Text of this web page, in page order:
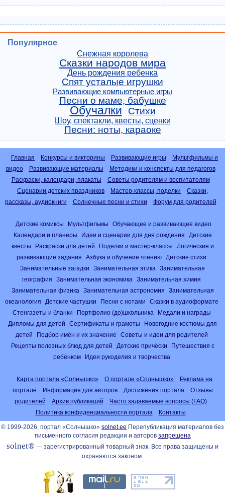
Популярное
Снежная королева
Сказки народов мира
День рождения ребенка
Спят усталые игрушки
Развивающие компьютерные игры
Песни о маме, бабушке
Обучалки Стихи
Шоу, спектакли, квесты, сценки
Песни: ноты, караоке
Главная Конкурсы и викторины Развивающие игры
Мультфильмы и
видео
Развивающие материалы
Методики и конспекты для педагогов
Раскраски, календари, плакаты
Советы родителям и воспитателям
Сценарии детских праздников
Мастер-классы, поделки
Сказки,
рассказы, аудиокниги
Солнечные песни и стихи Форум для родителей
Детские комиксы Мультфильмы
Обучающее и развивающее видео
Календари и планеры
Идеи и сценарии для дня рождения
Детские
квесты
Раскраски для детей Поделки и мастер-классы
Логические и
развивающие задания
Азбука и обучение чтению
Детские стихи
Занимательные загадки
Занимательная этика
Занимательная
география
Занимательная экономика
Занимательная химия
Занимательная физика
Занимательная астрономия
Занимательная
океанология
Детские частушки Песни с нотами
Сказки в аудиоформате
Стенгазеты и бланки
Портфолио (до)школьника
Медали и награды
Дипломы для детей
Сертификаты и грамоты
Новогодние костюмы для
детей
Подбор имён и их значение
Советы и идеи для родителей
Рецепты полезных блюд для детей
Детские причёски
Путешествия с
ребёнком
Идеи рукоделия и творчества
Карта портала «Солнышко» О портале «Солнышко»
Реклама на
портале
Информация для авторов Достижения портала
Отзывы
родителей
Архив публикаций
Часто задаваемые вопросы (FAQ)
Политика конфиденциальности портала
Контакты
© 1999-2026, портал «Солнышко» solnet.ee Перепубликация материалов без
письменного согласия редакции и авторов запрещена
solnet® — зарегистрированный товарный знак. Все права защищены и
охраняются законом.